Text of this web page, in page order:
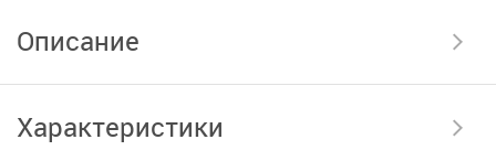
Описание
Характеристики